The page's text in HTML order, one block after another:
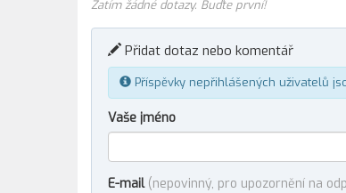
Zatím žádné dotazy. Buďte první!
Přidat dotaz nebo komentář
Příspěvky nepřihlášených uživatelů
Vaše jméno
E-mail (nepovinný, pro upozornění na